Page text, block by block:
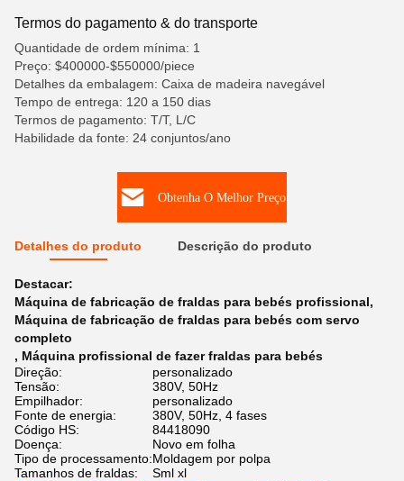
Termos do pagamento & do transporte
Quantidade de ordem mínima: 1
Preço: $400000-$550000/piece
Detalhes da embalagem: Caixa de madeira navegável
Tempo de entrega: 120 a 150 dias
Termos de pagamento: T/T, L/C
Habilidade da fonte: 24 conjuntos/ano
Obtenha O Melhor Preço
Detalhes do produto Descrição do produto
Destacar:
Máquina de fabricação de fraldas para bebés profissional,
Máquina de fabricação de fraldas para bebés com servo
completo
, Máquina profissional de fazer fraldas para bebés
Direção:
personalizado
Tensão:
380V, 50Hz
Empilhador:
personalizado
Fonte de energia:
380V, 50Hz, 4 fases
Código HS:
84418090
Doença:
Novo em folha
Tipo de processamento:Moldagem por polpa
Tamanhos de fraldas:
Sml xl